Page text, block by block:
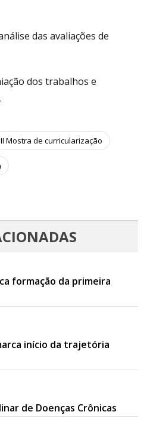
das avaliações de
dos trabalhos e
II Mostra de curricularização
formação da primeira
início da trajetória
de Doenças Crônicas